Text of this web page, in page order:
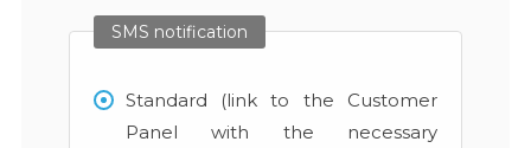
SMS notification
Standard (link to the Customer
Panel with the necessary